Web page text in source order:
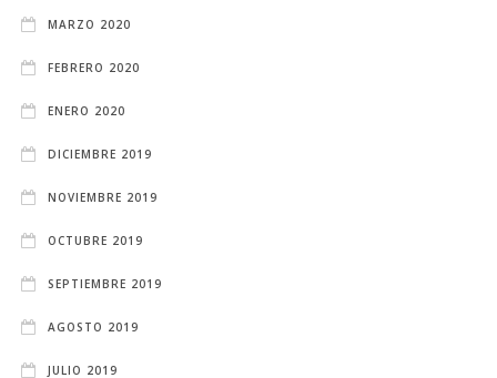
MARZO 2020
FEBRERO 2020
ENERO 2020
DICIEMBRE 2019
NOVIEMBRE 2019
OCTUBRE 2019
SEPTIEMBRE 2019
AGOSTO 2019
JULIO 2019